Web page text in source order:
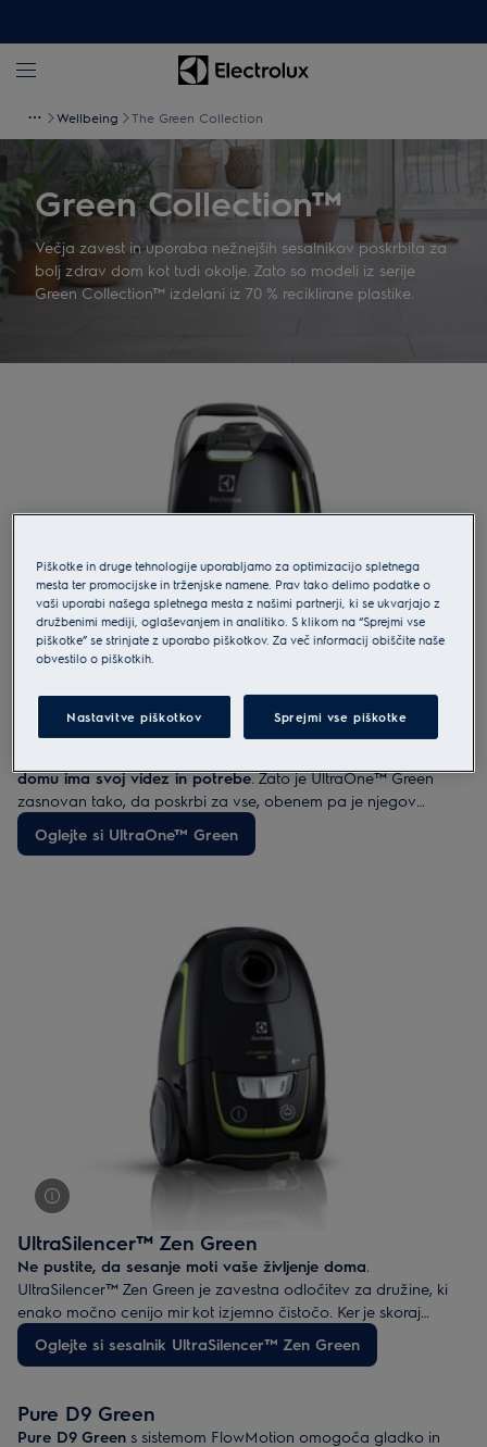
Wellbeing The Green Collection
Green Collection™
Večja zavest in uporaba nežnejših sesalnikov poskrbita za
bolj zdrav dom kot tudi okolje. Zato so modeli iz serije
Green Collection™ izdelani iz 70 % reciklirane plastike.
UltraOne™ Green
domu ima svoj videz in potrebe. Zato je UltraOne™ Green
zasnovan tako, da poskrbi za vse, obenem pa je njegov
okoljski odtis kar se da majhen. Zanesljiv prijatelj, ki poskrbi, da
je vaš dom vedno deležen zavestnega, tihega in nagrajenega
Oglejte si UltraOne™ Green
UltraSilencer™ Zen Green
Ne pustite, da sesanje moti vaše življenje doma.
UltraSilencer™ Zen Green je zavestna odločitev za družine, ki
enako močno cenijo mir kot izjemno čistočo. Ker je skoraj
neslišen (58 dB), bo nežno rešil vaše vsakodnevne potrebe,
tako za planet kot vaša ušesa.
Oglejte si sesalnik UltraSilencer™ Zen Green
Pure D9 Green
Pure D9 Green s sistemom FlowMotion omogoča gladko in
Piškotke in druge tehnologije uporabljamo za optimizacijo spletnega
mesta ter promocijske in trženjske namene. Prav tako delimo podatke o
vaši uporabi našega spletnega mesta z našimi partnerji, ki se ukvarjajo z
družbenimi mediji, oglaševanjem in analitiko. S klikom na “Sprejmi vse
piškotke” se strinjate z uporabo piškotkov. Za več informacij obiščite naše
obvestilo o piškotkih.
Nastavitve piškotkov Sprejmi vse piškotke